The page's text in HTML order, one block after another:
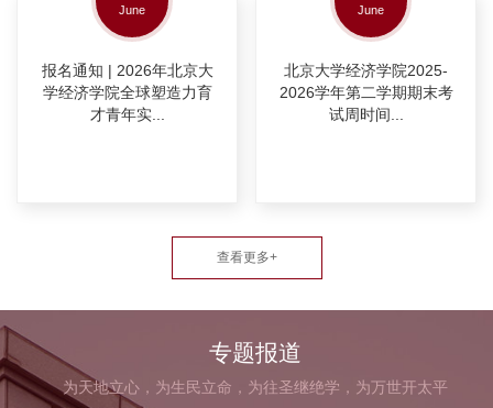
June
报名通知 | 2026年北京大
学经济学院全球塑造力育
才青年实...
June
北京大学经济学院2025-
2026学年第二学期期末考
试周时间...
查看更多+
专题报道
为天地立心，为生民立命，为往圣继绝学，为万世开太平